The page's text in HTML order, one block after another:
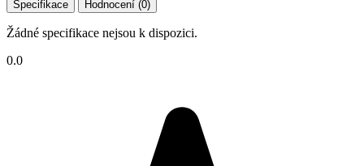
Specifikace Hodnocení (0)
Žádné specifikace nejsou k dispozici.
0.0